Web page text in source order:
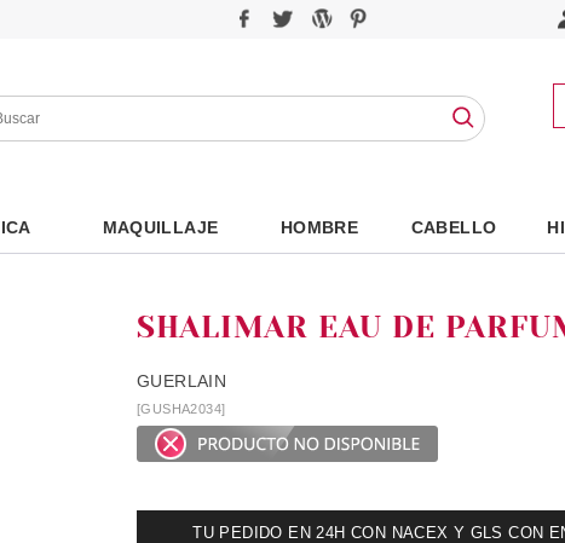
MAQUILLAJE HOMBRE CABELLO
SHALIMAR EAU DE
GUERLAIN
[GUSHA2034]
TU PEDIDO EN 24H CON NACEX Y GLS CON